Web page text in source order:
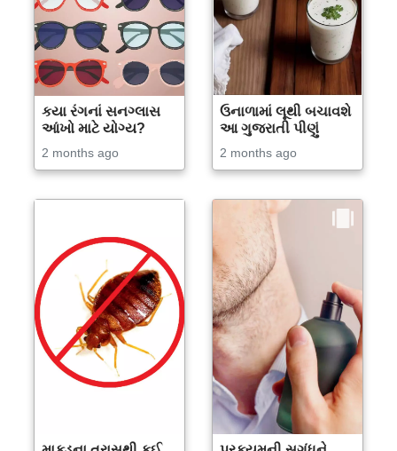
કયા રંગનાં સનગ્લાસ
આંખો માટે યોગ્ય?
2 months ago
ઉનાળામાં લૂથી બચાવશે
આ ગુજરાતી પીણું
2 months ago